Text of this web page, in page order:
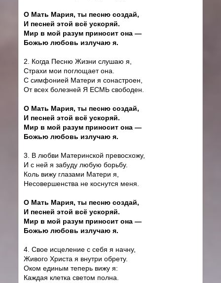
О Мать Мария, ты песню создай,
И песней этой всё ускоряй.
Мир в мой разум приносит она —
Божью любовь излучаю я.
2. Когда Песню Жизни слушаю я,
Страхи мои поглощает она.
С симфонией Матери я сонастроен,
От всех болезней Я ЕСМЬ свободен.
О Мать Мария, ты песню создай,
И песней этой всё ускоряй.
Мир в мой разум приносит она —
Божью любовь излучаю я.
3. В любви Материнской превосхожу,
И с ней я забуду любую борьбу.
Коль вижу глазами Матери я,
Несовершенства не коснутся меня.
О Мать Мария, ты песню создай,
И песней этой всё ускоряй.
Мир в мой разум приносит она —
Божью любовь излучаю я.
4. Свое исцеление с себя я начну,
Живого Христа я внутри обрету.
Оком единым теперь вижу я:
Каждая клетка светом полна.